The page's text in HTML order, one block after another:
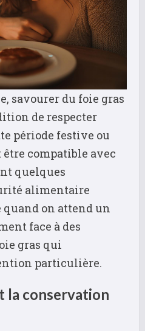
savourer du foie gras
de respecter
période festive ou
compatible avec
quelques
alimentaire
on attend un
face à des
gras qui
particulière.
la conservation